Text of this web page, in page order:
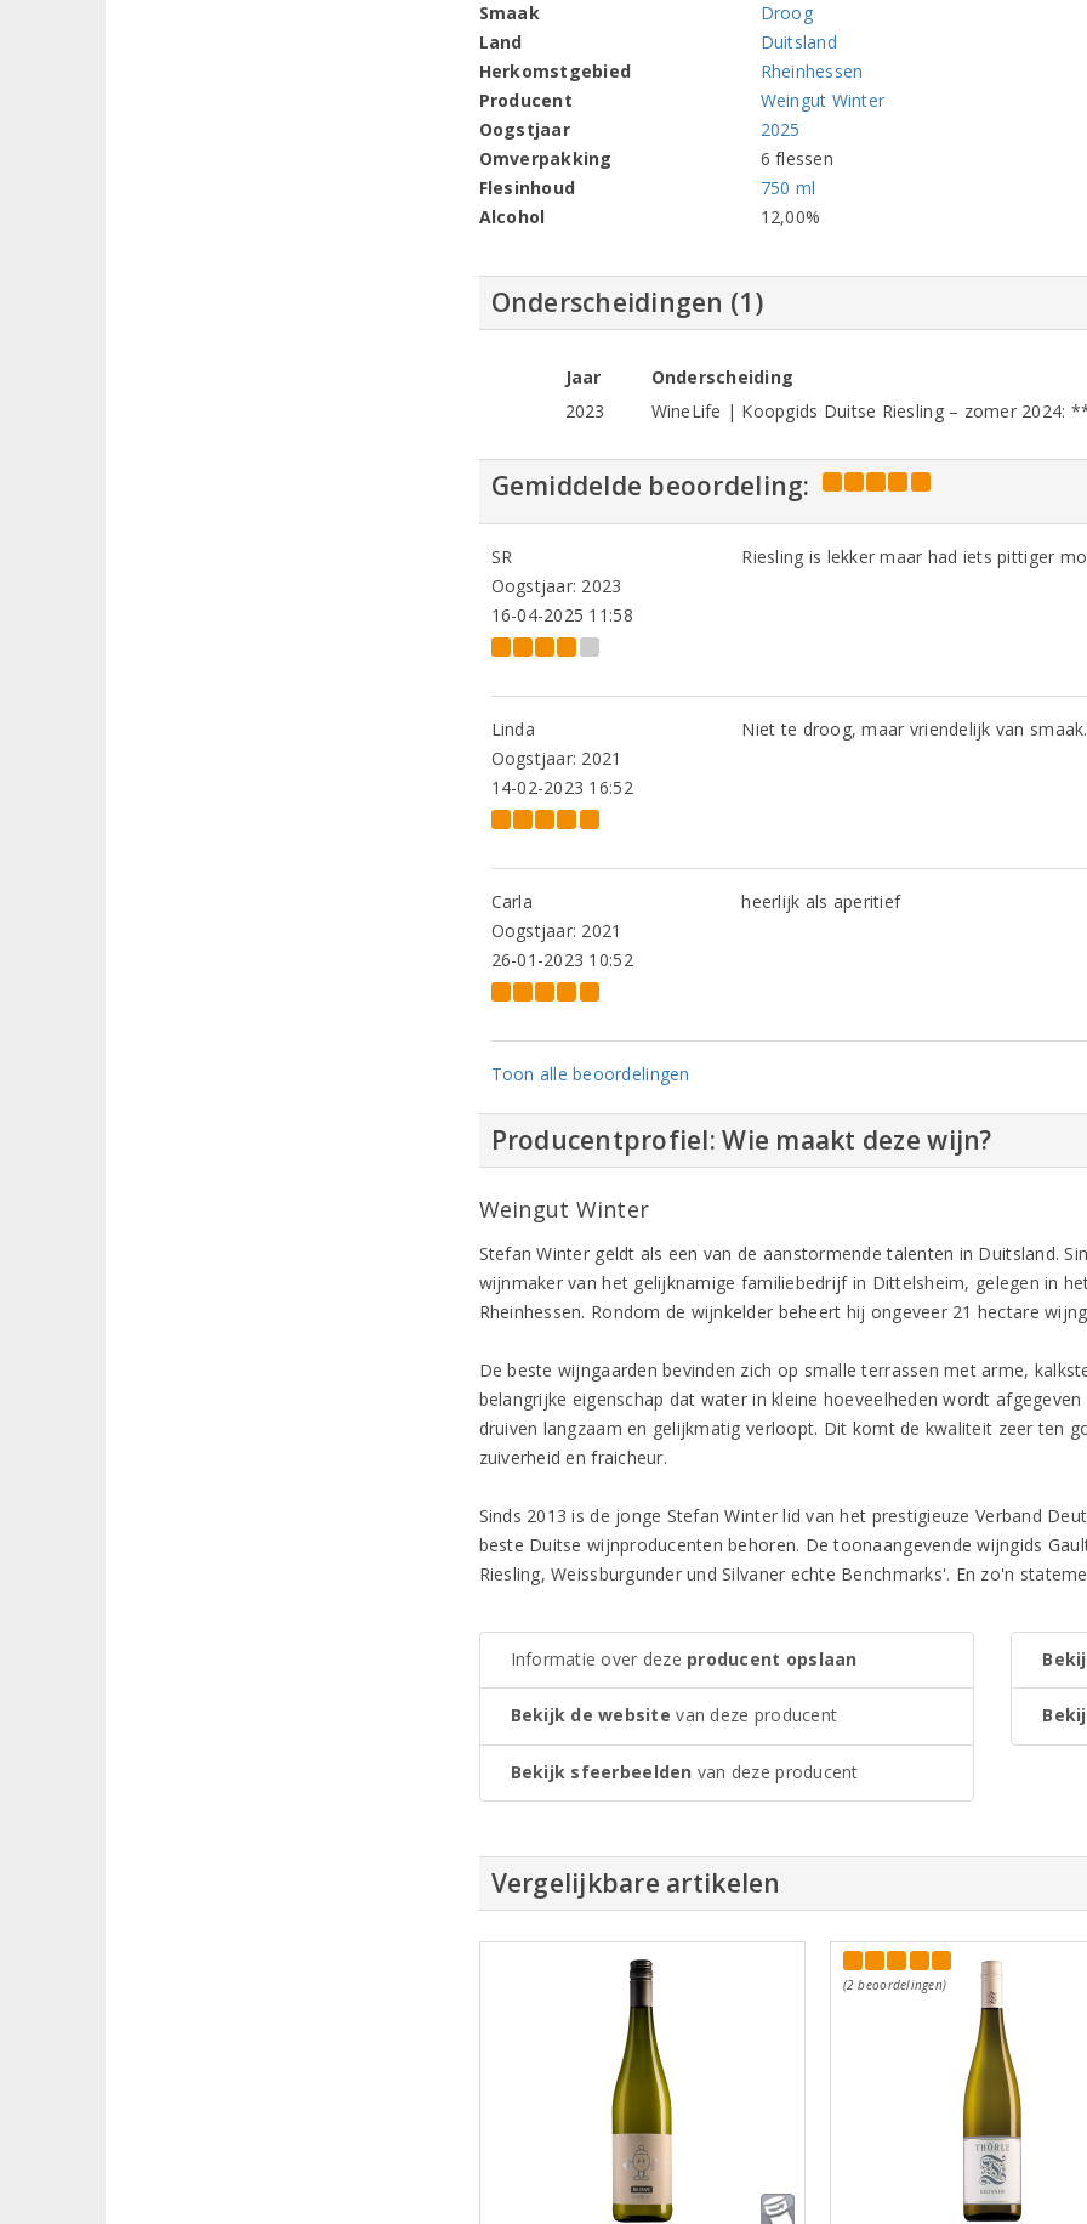
Smaak
Droog
Land
Duitsland
Herkomstgebied
Rheinhessen
Producent
Weingut Winter
Oogstjaar
2025
Omverpakking
6 flessen
Flesinhoud
750 ml
Alcohol
12,00%
Onderscheidingen (1)
Jaar
Onderscheiding
2023
WineLife | Koopgids Duitse Riesling – zomer 2024:
Gemiddelde beoordeling:
SR
Oogstjaar: 2023
16-04-2025 11:58
Riesling is lekker maar had iets pittiger
Linda
Oogstjaar: 2021
14-02-2023 16:52
Niet te droog, maar vriendelijk van smaak.
Carla
Oogstjaar: 2021
26-01-2023 10:52
heerlijk als aperitief
Toon alle beoordelingen
Producentprofiel: Wie maakt deze wijn?
Weingut Winter
Stefan Winter geldt als een van de aanstormende talenten in Duitsland.
wijnmaker van het gelijknamige familiebedrijf in Dittelsheim, gelegen in
Rheinhessen. Rondom de wijnkelder beheert hij ongeveer 21 hectare
De beste wijngaarden bevinden zich op smalle terrassen met arme,
belangrijke eigenschap dat water in kleine hoeveelheden wordt
druiven langzaam en gelijkmatig verloopt. Dit komt de kwaliteit zeer ten
zuiverheid en fraicheur.
Sinds 2013 is de jonge Stefan Winter lid van het prestigieuze Verband
beste Duitse wijnproducenten behoren. De toonaangevende wijngids
Riesling, Weissburgunder und Silvaner echte Benchmarks'. En zo'n
Informatie over deze producent opslaan
Bekijk de website van deze producent
Bekijk sfeerbeelden van deze producent
Vergelijkbare artikelen
(2 beoordelingen)